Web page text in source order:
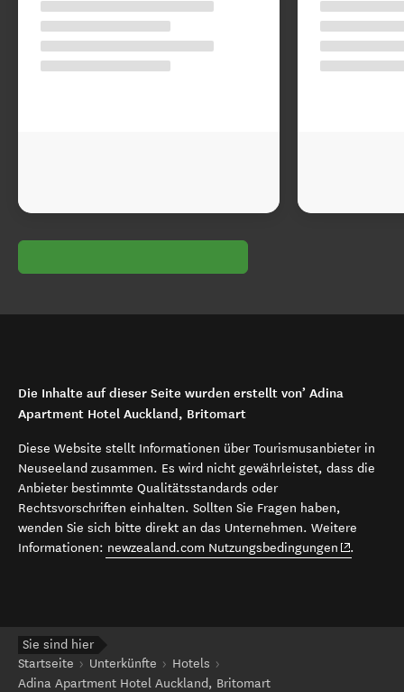
Die Inhalte auf dieser Seite wurden erstellt von’ Adina
Apartment Hotel Auckland, Britomart
Diese Website stellt Informationen über Tourismusanbieter in
Neuseeland zusammen. Es wird nicht gewährleistet, dass die
Anbieter bestimmte Qualitätsstandards oder
Rechtsvorschriften einhalten. Sollten Sie Fragen haben,
wenden Sie sich bitte direkt an das Unternehmen. Weitere
Informationen: newzealand.com Nutzungsbedingungen (opens in
.
Sie sind hier
Startseite
Unterkünfte
Hotels
Adina Apartment Hotel Auckland, Britomart